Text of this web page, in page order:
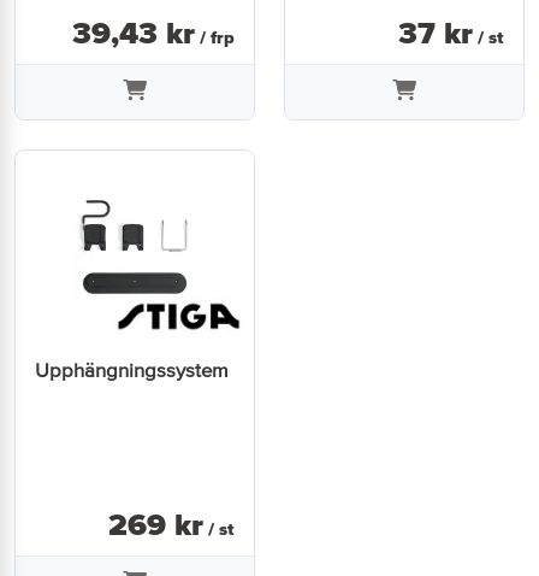
39,43 kr / frp 37 kr / st
Upphängningssystem
269 kr / st